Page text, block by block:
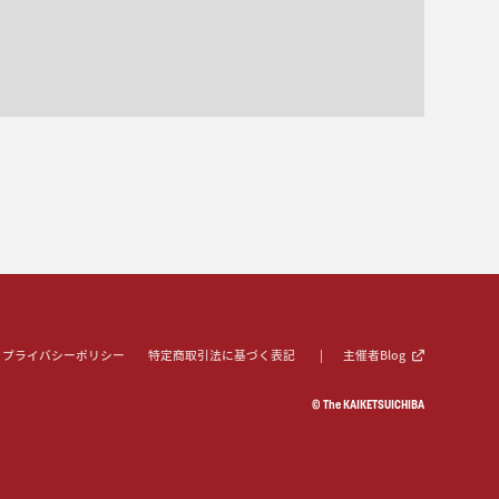
プライバシーポリシー 特定商取引法に基づく表記 主催者Blog
© The KAIKETSUICHIBA